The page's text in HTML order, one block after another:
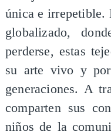
única e irrepetible.
globalizado,
perderse, estas
su arte vivo y
generaciones. A
comparten sus
niños de la